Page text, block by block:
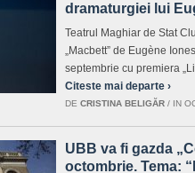
dramaturgiei lui
Teatrul Maghiar de Stat
„Macbett” de Eugène
septembrie cu premiera
Citeste mai departe ›
DE CRISTINA BELIGĂR / IN
UBB va fi gazda
octombrie. Tema: